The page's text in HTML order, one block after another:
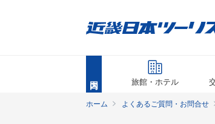
旅館・ホテル
ホーム よくあるご質問・お問合せ